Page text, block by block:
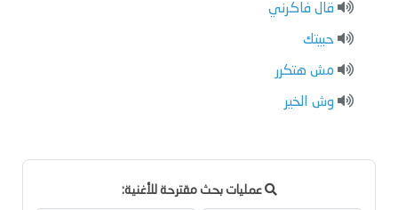
قال فاكرني
حبيتك
مش هتكرر
وش الخير
عمليات بحث مقترحة للأغنية: